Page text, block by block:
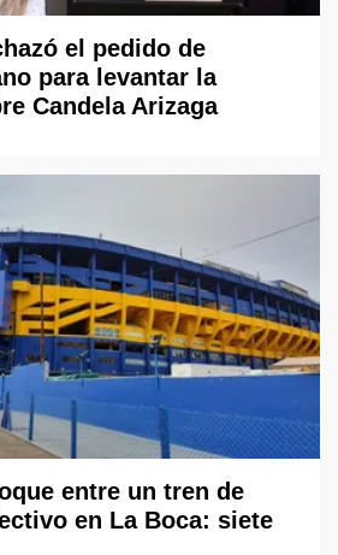
el pedido de
para levantar la
Candela Arizaga
entre un tren de
en La Boca: siete